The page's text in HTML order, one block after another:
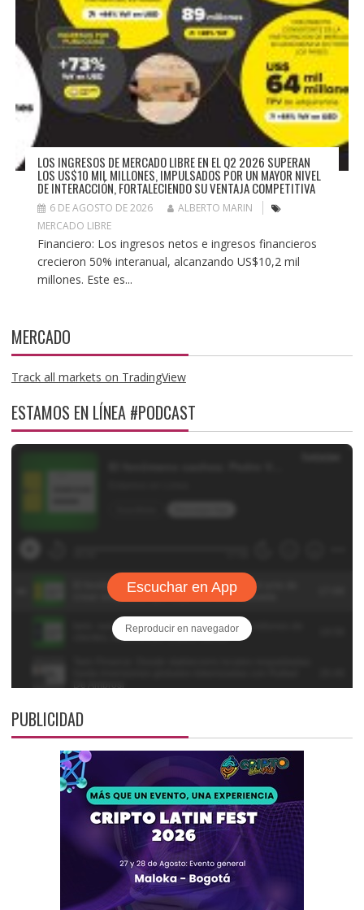
LOS INGRESOS DE MERCADO LIBRE EN EL Q2 2026 SUPERAN
LOS US$10 MIL MILLONES, IMPULSADOS POR UN MAYOR NIVEL
DE INTERACCIÓN, FORTALECIENDO SU VENTAJA COMPETITIVA
6 DE AGOSTO DE 2026
ALBERTO MARIN
MERCADO LIBRE
Financiero: Los ingresos netos e ingresos financieros
crecieron 50% interanual, alcanzando US$10,2 mil
millones. Este es...
MERCADO
Track all markets on TradingView
ESTAMOS EN LÍNEA #PODCAST
PUBLICIDAD